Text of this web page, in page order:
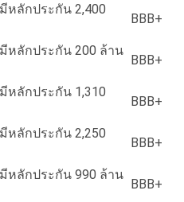
หลักประกัน 2,400
BBB+
หลักประกัน 200 ล้าน
BBB+
หลักประกัน 1,310
BBB+
หลักประกัน 2,250
BBB+
หลักประกัน 990 ล้าน
BBB+